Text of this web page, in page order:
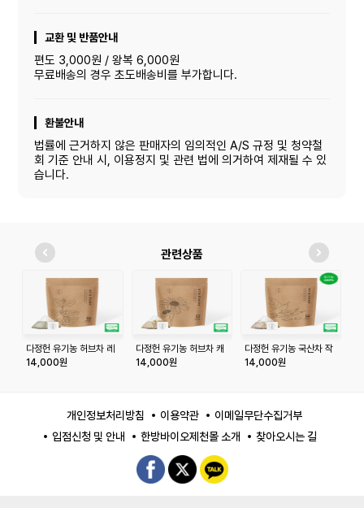
교환 및 반품안내
편도 3,000원 / 왕복 6,000원
무료배송의 경우 초도배송비를 부가합니다.
환불안내
법률에 근거하지 않은 판매자의 임의적인 A/S 규정 및 청약철
회 기준 안내 시, 이용정지 및 관련 법에 의거하여 제재될 수 있
습니다.
관련상품
다정헌 유기농 허브차 레
몬밤 20티백+20티백
14,000원
다정헌 유기농 허브차 캐
모마일 20티백+20티백
14,000원
다정헌 유기농 국산차 작
두콩차 20티백+20티백
14,000원
개인정보처리방침 이용약관
이메일무단수집거부
입점신청 및 안내
한방바이오제천몰 소개 찾아오시는 길